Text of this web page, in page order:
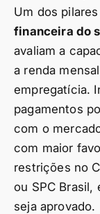
Um dos
financeira do
avaliam a
a renda
empregatícia.
pagamentos
com o
com maior
restrições no
ou SPC Brasil,
seja aprovado.